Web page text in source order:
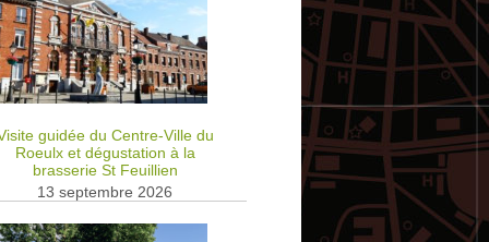
guidée du Centre-Ville du
Roeulx et dégustation à la
brasserie St Feuillien
13 septembre 2026